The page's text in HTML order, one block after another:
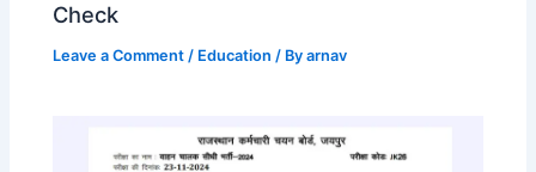
Check
Leave a Comment / Education / Byarnav